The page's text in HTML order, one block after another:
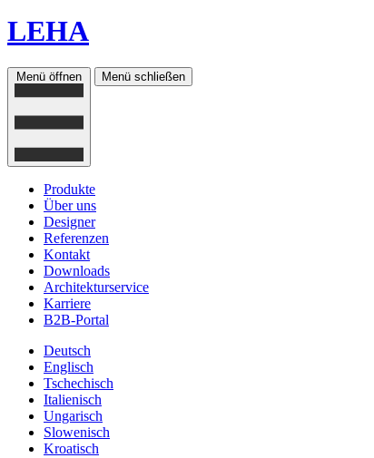
LEHA
Menü öffnen Menü schließen
Produkte
Über uns
Designer
Referenzen
Kontakt
Downloads
Architekturservice
Karriere
B2B-Portal
Deutsch
Englisch
Tschechisch
Italienisch
Ungarisch
Slowenisch
Kroatisch